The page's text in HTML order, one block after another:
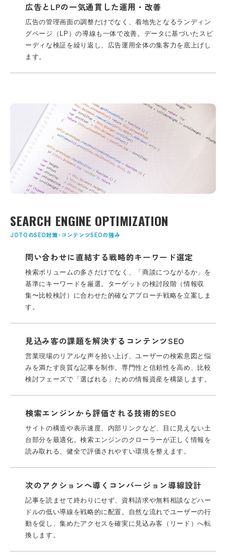
広告とLPの一気通貫した運用・改善
広告の管理画面の調整だけでなく、着地先となるランディン
グページ（LP）の導線も一体で改善。データに基づいたスピ
ーディな検証を繰り返し、広告運用全体の集客力を底上げし
ます。
SEARCH ENGINE OPTIMIZATION
JOTOのSEO対策･コンテンツSEOの強み
問い合わせに直結する戦略的キーワード選定
検索ボリュームの多さだけでなく、「商談につながるか」を
基準にキーワードを厳選。 ターゲットの検討段階（情報収
集〜比較検討）に合わせた的確なアプローチ戦略を立案しま
す。
見込み客の課題を解決するコンテンツSEO
営業現場のリアルな声を拾い上げ、ユーザーの検索意図と悩
みを満たす良質な記事を制作。専門性と信頼性を高め、比較
検討フェーズで「選ばれる」ための情報資産を構築します。
検索エンジンから評価される技術的SEO
サイトの構造や表示速度、内部リンクなど、目に見えない土
台部分を最適化。検索エンジンのクローラーが正しく情報を
読み取れる、健全で評価されやすい環境を整えます。
次のアクションへ導くコンバージョン導線設計
記事を読ませて終わりにせず、資料請求や無料相談などハー
ドルの低い導線を戦略的に配置。 自然な流れでユーザーの行
動を促し、集めたアクセスを確実に見込み客（リード）へ転
換します。